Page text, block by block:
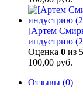
[Артем
индустрию
Оценка 0 из 5
100,00 руб.
Отзывы (0)